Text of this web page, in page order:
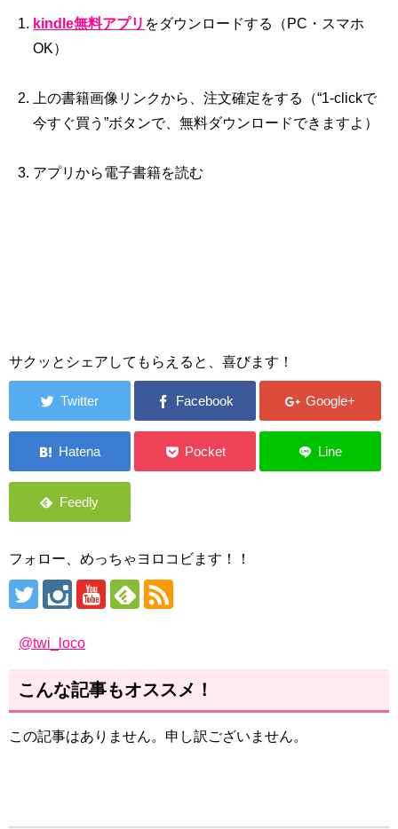
kindle無料アプリ をダウンロードする（PC・スマホ
OK）
上の書籍画像リンクから、注文確定をする（“1‐clickで
今すぐ買う”ボタンで、無料ダウンロードできますよ）
アプリから電子書籍を読む
サクッとシェアしてもらえると、喜びます！
フォロー、めっちゃヨロコビます！！
@twi_loco
こんな記事もオススメ！
この記事はありません。申し訳ございません。